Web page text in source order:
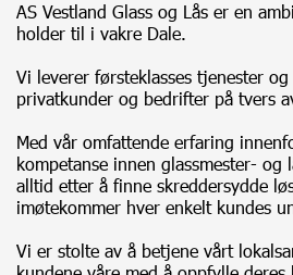
AS Vestland Glass og Lås er en
holder til i vakre Dale.
Vi leverer førsteklasses tjenester
privatkunder og bedrifter på tvers
Med vår omfattende erfaring
kompetanse innen glassmester- og
alltid etter å finne skreddersydde
imøtekommer hver enkelt kundes
Vi er stolte av å betjene vårt